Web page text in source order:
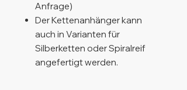
Anfrage)
Der Kettenanhänger kann
auch in Varianten für
Silberketten oder Spiralreif
angefertigt werden.